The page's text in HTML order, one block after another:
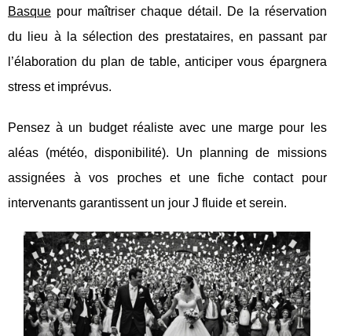
Basque pour maîtriser chaque détail. De la réservation
du lieu à la sélection des prestataires, en passant par
l’élaboration du plan de table, anticiper vous épargnera
stress et imprévus.
Pensez à un budget réaliste avec une marge pour les
aléas (météo, disponibilité). Un planning de missions
assignées à vos proches et une fiche contact pour
intervenants garantissent un jour J fluide et serein.